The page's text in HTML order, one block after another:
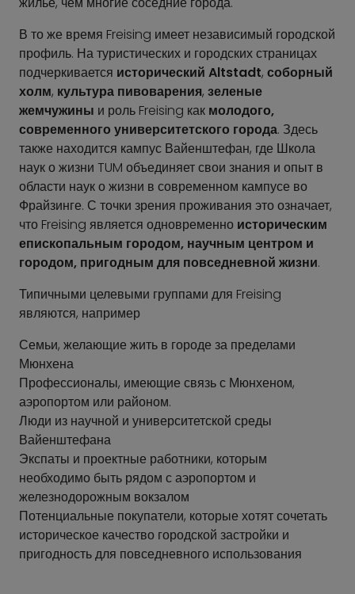
В то же время Freising имеет независимый городской
профиль. На туристических и городских страницах
подчеркивается исторический Altstadt, соборный
холм, культура пивоварения, зеленые
жемчужины и роль Freising как молодого,
современного университетского города. Здесь
также находится кампус Вайенштефан, где Школа
наук о жизни TUM объединяет свои знания и опыт в
области наук о жизни в современном кампусе во
Фрайзинге. С точки зрения проживания это означает,
что Freising является одновременно историческим
епископальным городом, научным центром и
городом, пригодным для повседневной жизни.
Типичными целевыми группами для Freising
являются, например
Семьи, желающие жить в городе за пределами
Мюнхена
Профессионалы, имеющие связь с Мюнхеном,
аэропортом или районом.
Люди из научной и университетской среды
Вайенштефана
Экспаты и проектные работники, которым
необходимо быть рядом с аэропортом и
железнодорожным вокзалом
Потенциальные покупатели, которые хотят сочетать
историческое качество городской застройки и
пригодность для повседневного использования